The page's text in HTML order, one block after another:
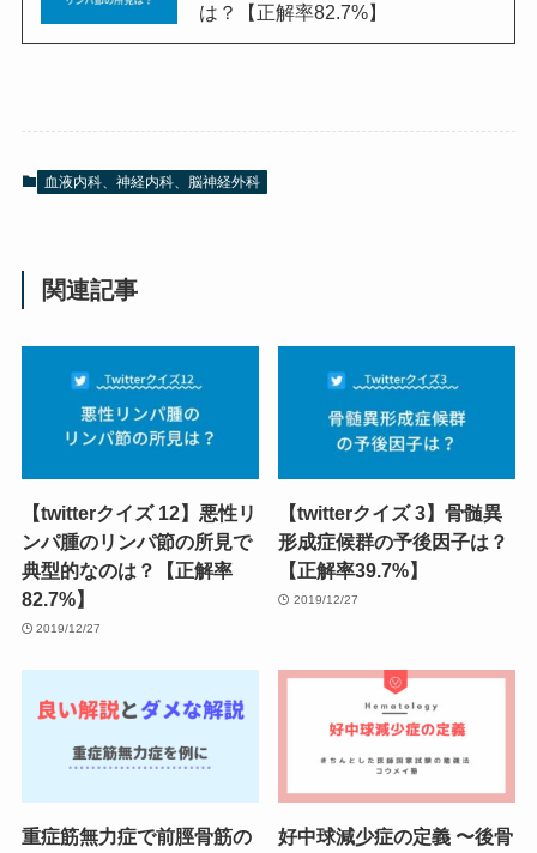
は？【正解率82.7%】
血液内科、神経内科、脳神経外科
関連記事
【twitterクイズ 12】悪性リ
ンパ腫のリンパ節の所見で
典型的なのは？【正解率
82.7%】
2019/12/27
【twitterクイズ 3】骨髄異
形成症候群の予後因子は？
【正解率39.7%】
2019/12/27
重症筋無力症で前脛骨筋の
好中球減少症の定義 〜後骨